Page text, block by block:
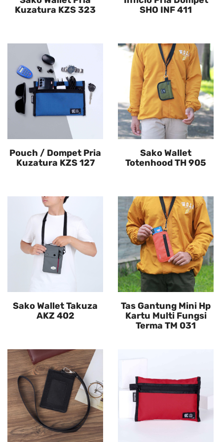
Kuzatura KZS 323
SHO INF 411
Pouch / Dompet Pria
Kuzatura KZS 127
Sako Wallet
Totenhood TH 905
Sako Wallet Takuza
AKZ 402
Tas Gantung Mini Hp
Kartu Multi Fungsi
Terma TM 031